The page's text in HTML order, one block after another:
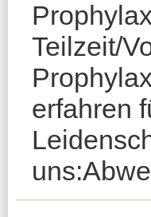
Teilzeit/
erfahren